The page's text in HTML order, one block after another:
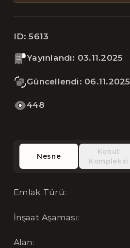
ID:5613
Yayınlandı: 03.11.2025
Güncellendi: 06.11.2025
448
Nesne
Konut
Kompleksi
Emlak Türü:
İnşaat Aşaması:
Alan: